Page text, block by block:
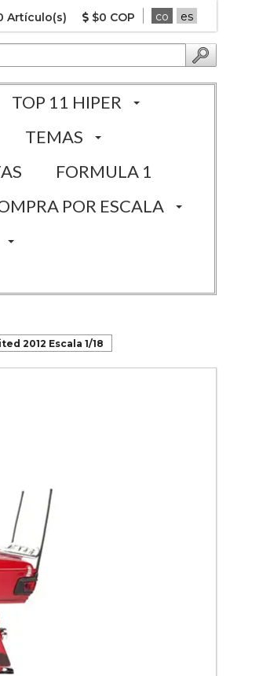
Artículo(s) $0 COP co es
TOP 11 HIPER
TEMAS
FORMULA 1
POR ESCALA
2012 Escala 1/18